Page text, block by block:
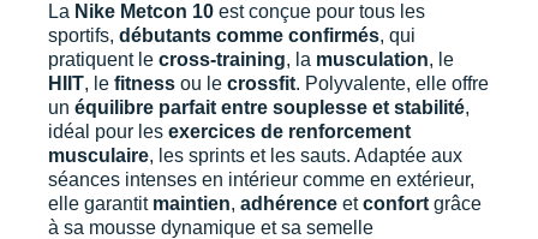
La Nike Metcon 10 est conçue pour tous les
sportifs, débutants comme confirmés, qui
pratiquent le cross-training, la musculation, le
HIIT, le fitness ou le crossfit. Polyvalente, elle offre
un équilibre parfait entre souplesse et stabilité,
idéal pour les exercices de renforcement
musculaire, les sprints et les sauts. Adaptée aux
séances intenses en intérieur comme en extérieur,
elle garantit maintien, adhérence etconfort grâce
à sa mousse dynamique et sa semelle